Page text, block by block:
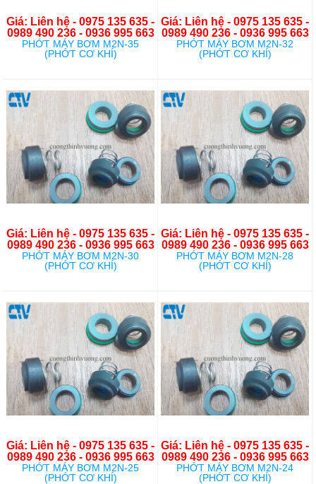
Giá: Liên hệ - 0975 135 635 -
0989 490 236 - 0936 995 663
PHỚT MÁY BƠM M2N-35
(PHỚT CƠ KHÍ)
Giá: Liên hệ - 0975 135 635 -
0989 490 236 - 0936 995 663
PHỚT MÁY BƠM M2N-32
(PHỚT CƠ KHÍ)
Giá: Liên hệ - 0975 135 635 -
0989 490 236 - 0936 995 663
PHỚT MÁY BƠM M2N-30
(PHỚT CƠ KHÍ)
Giá: Liên hệ - 0975 135 635 -
0989 490 236 - 0936 995 663
PHỚT MÁY BƠM M2N-28
(PHỚT CƠ KHÍ)
Giá: Liên hệ - 0975 135 635 -
0989 490 236 - 0936 995 663
PHỚT MÁY BƠM M2N-25
(PHỚT CƠ KHÍ)
Giá: Liên hệ - 0975 135 635 -
0989 490 236 - 0936 995 663
PHỚT MÁY BƠM M2N-24
(PHỚT CƠ KHÍ)